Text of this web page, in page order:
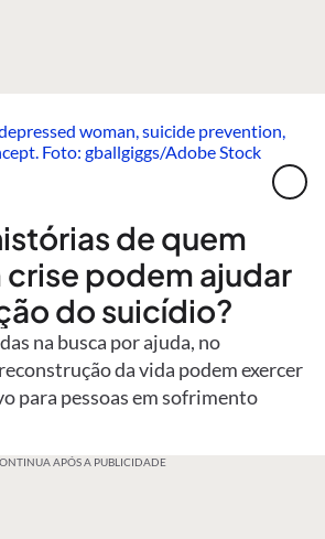
de quem
crise podem ajudar
do suicídio?
na busca por ajuda, no
da vida podem exercer
para pessoas em sofrimento
APÓS A PUBLICIDADE